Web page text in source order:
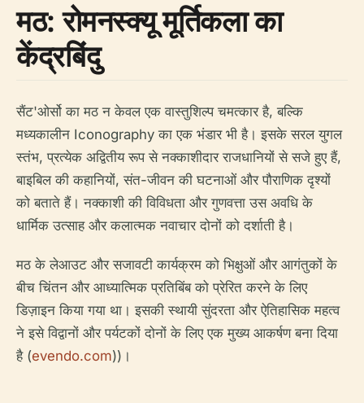
मठ: रोमनस्क्यू मूर्तिकला का
केंद्रबिंदु
सैंट'ओर्सो का मठ न केवल एक वास्तुशिल्प चमत्कार है, बल्कि
मध्यकालीन Iconography का एक भंडार भी है। इसके सरल युगल
स्तंभ, प्रत्येक अद्वितीय रूप से नक्काशीदार राजधानियों से सजे हुए हैं,
बाइबिल की कहानियों, संत-जीवन की घटनाओं और पौराणिक दृश्यों
को बताते हैं। नक्काशी की विविधता और गुणवत्ता उस अवधि के
धार्मिक उत्साह और कलात्मक नवाचार दोनों को दर्शाती है।
मठ के लेआउट और सजावटी कार्यक्रम को भिक्षुओं और आगंतुकों के
बीच चिंतन और आध्यात्मिक प्रतिबिंब को प्रेरित करने के लिए
डिज़ाइन किया गया था। इसकी स्थायी सुंदरता और ऐतिहासिक महत्व
ने इसे विद्वानों और पर्यटकों दोनों के लिए एक मुख्य आकर्षण बना दिया
है (evendo.com))।